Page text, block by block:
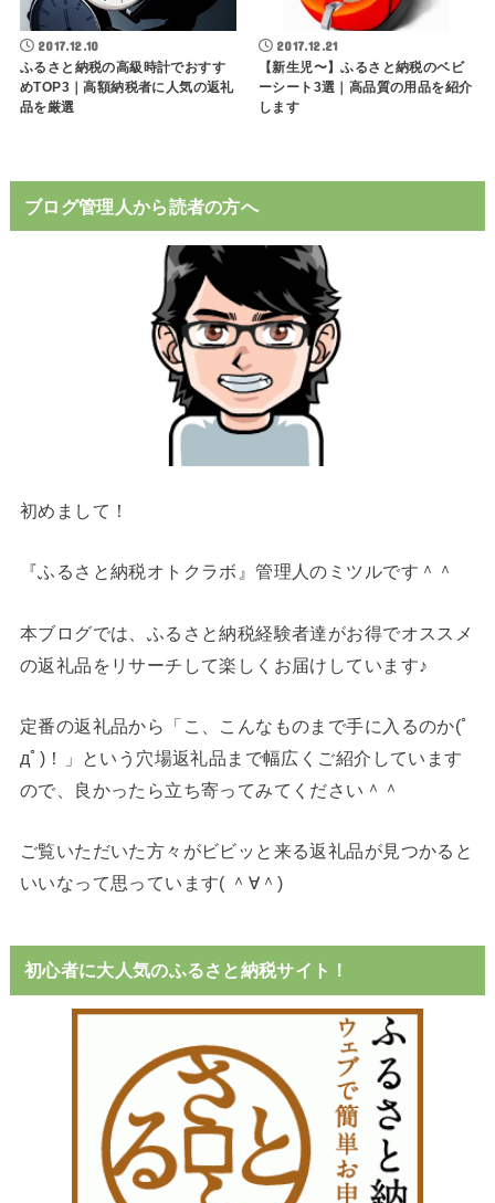
2017.12.10
ふるさと納税の高級時計でおすす
めTOP3｜高額納税者に人気の返礼
品を厳選
2017.12.21
【新生児〜】ふるさと納税のベビ
ーシート3選｜高品質の用品を紹介
します
ブログ管理人から読者の方へ
初めまして！
『ふるさと納税オトクラボ』管理人のミツルです＾＾
本ブログでは、ふるさと納税経験者達がお得でオススメ
の返礼品をリサーチして楽しくお届けしています♪
定番の返礼品から「こ、こんなものまで手に入るのか(ﾟ
дﾟ)！」という穴場返礼品まで幅広くご紹介しています
ので、良かったら立ち寄ってみてください＾＾
ご覧いただいた方々がビビッと来る返礼品が見つかると
いいなって思っています( ＾∀＾)
初心者に大人気のふるさと納税サイト！